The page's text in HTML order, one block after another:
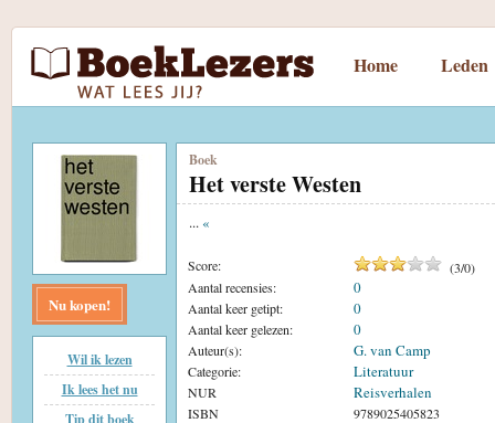
Home Leden
Nu kopen!
Wil ik lezen
Ik lees het nu
Tip dit boek
Boek
Het verste Westen
... «
Score: (3/0)
Aantal recensies:
0
Aantal keer getipt: 0
Aantal keer gelezen: 0
Auteur(s): G. van Camp
Categorie: Literatuur
NUR Reisverhalen
ISBN 9789025405823